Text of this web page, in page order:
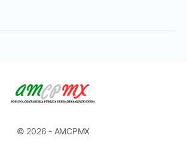
© 2026 - AMCPMX